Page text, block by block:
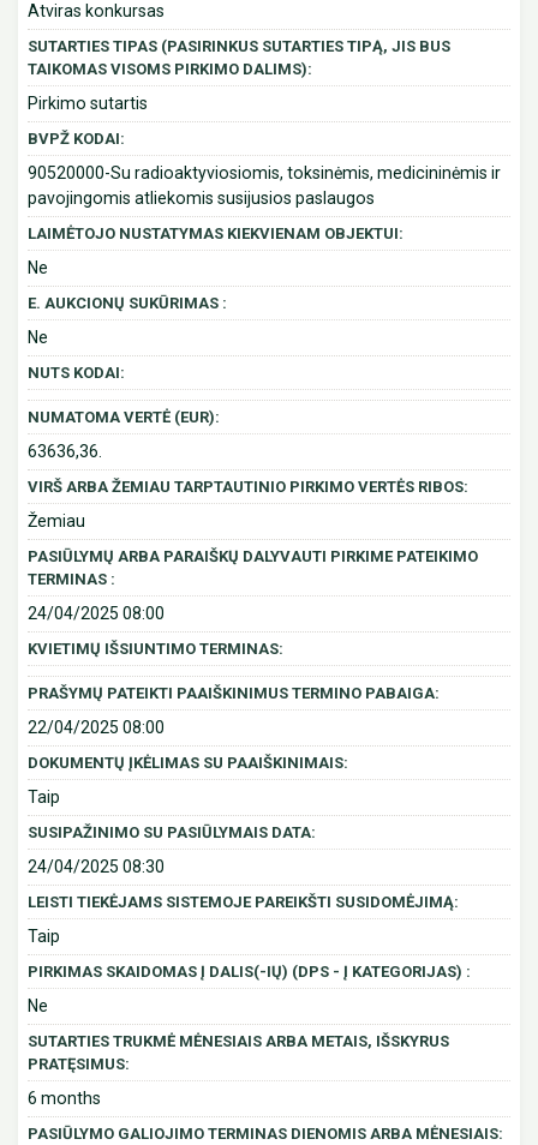
Atviras konkursas
SUTARTIES TIPAS (PASIRINKUS SUTARTIES TIPĄ, JIS BUS
TAIKOMAS VISOMS PIRKIMO DALIMS):
Pirkimo sutartis
BVPŽ KODAI:
90520000-Su radioaktyviosiomis, toksinėmis, medicininėmis ir
pavojingomis atliekomis susijusios paslaugos
LAIMĖTOJO NUSTATYMAS KIEKVIENAM OBJEKTUI:
Ne
E. AUKCIONŲ SUKŪRIMAS :
Ne
NUTS KODAI:
NUMATOMA VERTĖ (EUR):
63636,36.
VIRŠ ARBA ŽEMIAU TARPTAUTINIO PIRKIMO VERTĖS RIBOS:
Žemiau
PASIŪLYMŲ ARBA PARAIŠKŲ DALYVAUTI PIRKIME PATEIKIMO
TERMINAS :
24/04/2025 08:00
KVIETIMŲ IŠSIUNTIMO TERMINAS:
PRAŠYMŲ PATEIKTI PAAIŠKINIMUS TERMINO PABAIGA:
22/04/2025 08:00
DOKUMENTŲ ĮKĖLIMAS SU PAAIŠKINIMAIS:
Taip
SUSIPAŽINIMO SU PASIŪLYMAIS DATA:
24/04/2025 08:30
LEISTI TIEKĖJAMS SISTEMOJE PAREIKŠTI SUSIDOMĖJIMĄ:
Taip
PIRKIMAS SKAIDOMAS Į DALIS(-IŲ) (DPS - Į KATEGORIJAS) :
Ne
SUTARTIES TRUKMĖ MĖNESIAIS ARBA METAIS, IŠSKYRUS
PRATĘSIMUS:
6 months
PASIŪLYMO GALIOJIMO TERMINAS DIENOMIS ARBA MĖNESIAIS: